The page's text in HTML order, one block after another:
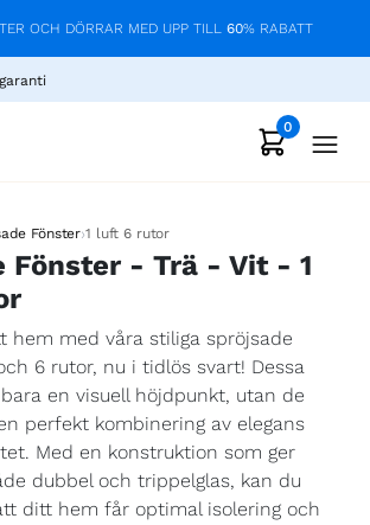
OCH DÖRRAR MED UPP TILL 60% RABATT
0
Fönster›1 luft 6 rutor
Fönster - Trä - Vit - 1
hem med våra stiliga spröjsade
6 rutor, nu i tidlös svart! Dessa
en visuell höjdpunkt, utan de
perfekt kombinering av elegans
Med en konstruktion som ger
dubbel och trippelglas, kan du
ditt hem får optimal isolering och